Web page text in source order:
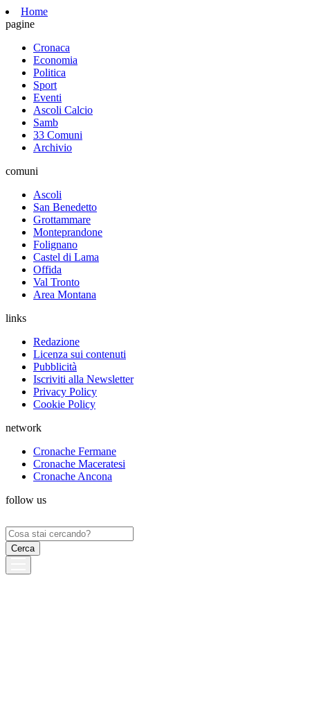
Home
pagine
Cronaca
Economia
Politica
Sport
Eventi
Ascoli Calcio
Samb
33 Comuni
Archivio
comuni
Ascoli
San Benedetto
Grottammare
Monteprandone
Folignano
Castel di Lama
Offida
Val Tronto
Area Montana
links
Redazione
Licenza sui contenuti
Pubblicità
Iscriviti alla Newsletter
Privacy Policy
Cookie Policy
network
Cronache Fermane
Cronache Maceratesi
Cronache Ancona
follow us
Ricerca
per: